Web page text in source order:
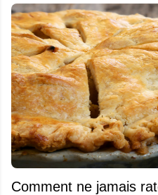
Comment ne jamais